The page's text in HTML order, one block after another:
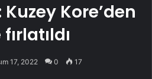
Kore’den
17, 2022 0 17